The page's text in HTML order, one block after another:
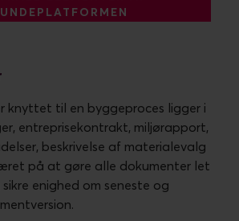
knyttet til en byggeproces ligger i
entreprisekontrakt, miljørapport,
beskrivelse af materialevalg
på at gøre alle dokumenter let
enighed om seneste og